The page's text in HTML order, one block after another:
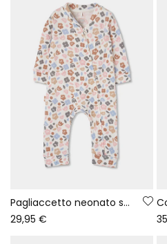
Pagliaccetto neonato stampa fiori multicolore zip
29,95 €